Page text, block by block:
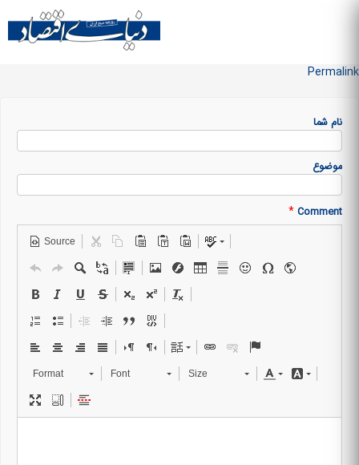
main
content
Permalink
نام شما
موضوع
Comment
*
Source
Format Font Size